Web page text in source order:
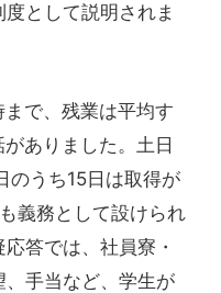
として説明されま
で、残業は平均す
ありました。土日
のうち15日は取得が
義務として設けられ
答では、社員寮・
手当など、学生が